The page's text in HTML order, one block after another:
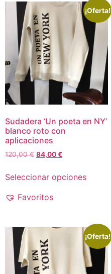
¡Oferta!
Sudadera ‘Un poeta en NY’
blanco roto con
aplicaciones
120,00€ 84,00€
Seleccionar opciones
Favoritos
¡Oferta!